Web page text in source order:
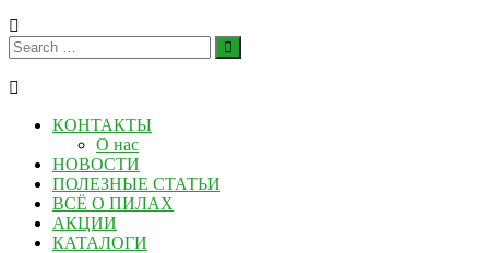
КОНТАКТЫ
О нас
НОВОСТИ
ПОЛЕЗНЫЕ СТАТЬИ
ВСЁ О ПИЛАХ
АКЦИИ
КАТАЛОГИ